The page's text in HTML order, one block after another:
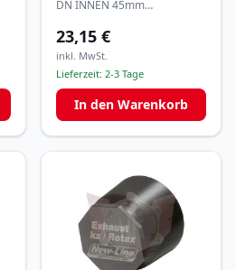
DN INNEN 45mm
23,15 €
inkl. MwSt.
Lieferzeit: 2-3 Tage
In den Warenkorb